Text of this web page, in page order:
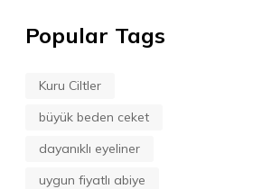
Popular Tags
Kuru Ciltler
büyük beden ceket
dayanıklı eyeliner
uygun fiyatlı abiye